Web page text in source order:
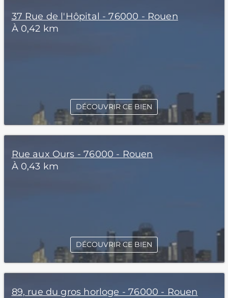
37 Rue de l'Hôpital - 76000 - Rouen
À 0,42 km
DÉCOUVRIR CE BIEN
Rue aux Ours - 76000 - Rouen
À 0,43 km
DÉCOUVRIR CE BIEN
89, rue du gros horloge - 76000 - Rouen